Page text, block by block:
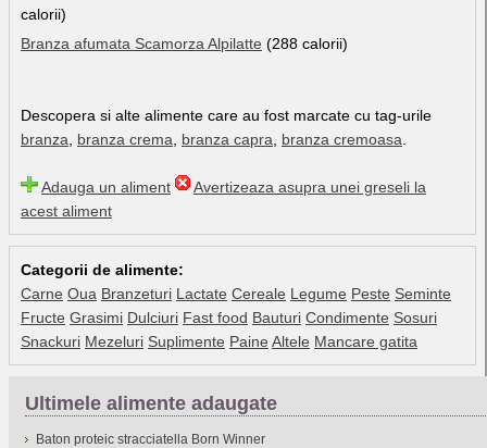
calorii)
Branza afumata Scamorza Alpilatte (288 calorii)
Descopera si alte alimente care au fost marcate cu tag-urile
branza
branza crema branza capra branza cremoasa
Adauga un aliment
Avertizeaza asupra unei greseli la
acest aliment
Categorii de alimente:
Carne Oua Branzeturi Lactate Cereale Legume Peste Seminte
Fructe Grasimi Dulciuri Fast food Bauturi Condimente Sosuri
Snackuri Mezeluri Suplimente Paine Altele Mancare gatita
Ultimele alimente adaugate
Baton proteic stracciatella Born Winner